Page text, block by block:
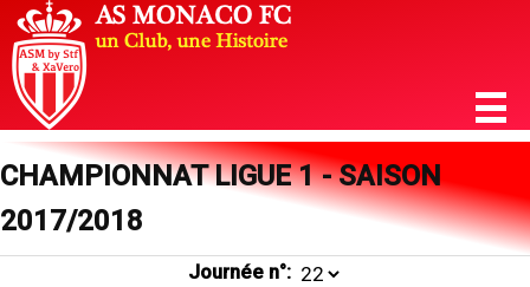
CHAMPIONNAT LIGUE 1 - SAISON
2017/2018
Journée n°: